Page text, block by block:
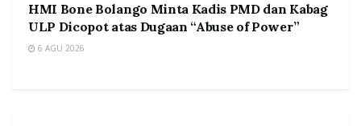
HMI Bone Bolango Minta Kadis PMD dan Kabag
ULP Dicopot atas Dugaan “Abuse of Power”
6 AGU 2026